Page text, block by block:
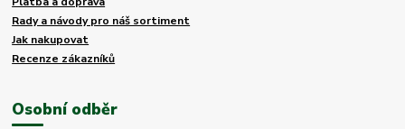
Rady a návody pro náš sortiment
Jak nakupovat
Recenze zákazníků
Osobní odběr